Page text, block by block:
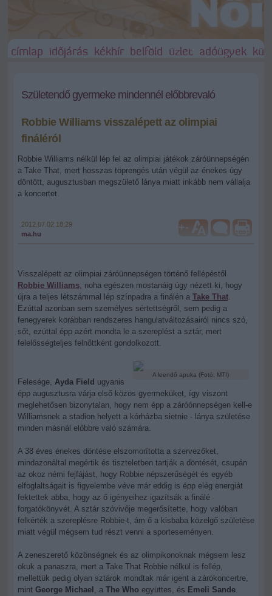
címlap időjárás kékhír belföld üzlet adóügyek
Születendő gyermeke mindennél előbbrevaló
Robbie Williams visszalépett az olimpiai
fináléról
Robbie Williams nélkül lép fel az olimpiai játékok záróünnepségén
a Take That, mert hosszas töprengés után végül az énekes úgy
döntött, augusztusban megszülető lánya miatt inkább nem vállalja
a koncertet.
2012.07.02 18:29
ma.hu
+-
Visszalépett az olimpiai záróünnepségen történő fellépéstől
Robbie Williams, noha egészen mostanáig úgy nézett ki, hogy
újra a teljes létszámmal lép színpadra a finálén a Take That.
Ezúttal azonban sem személyes sértettségről, sem pedig a
fenegyerek korábban rendszeres hangulatváltozásairól nincs szó,
sőt, ezúttal épp azért mondta le a szereplést a sztár, mert
felelősségteljes felnőttként gondolkozott.
A leendő apuka (Fotó: MTI)
Felesége, Ayda Field ugyanis
épp augusztusra várja első közös gyermeküket, így viszont
meglehetősen bizonytalan, hogy nem épp a záróónnepségen kell-e
Williamsnek a stadion helyett a kórházba sietnie - lánya születése
minden másnál előbbre való számára.
A 38 éves énekes döntése elszomorította a szervezőket,
mindazonáltal megértik és tiszteletben tartják a döntését, csupán
az okoz némi fejfájást, hogy Robbie népszerűségét és egyéb
elfoglaltságait is figyelembe véve már eddig is épp elég energiát
fektettek abba, hogy az ő igényeihez igazítsák a finálé
forgatókönyvét. A sztár szóvivője megerősítette, hogy valóban
felkérték a szereplésre Robbie-t, ám ő a kisbaba közelgő születése
miatt végül mégsem tud részt venni a sporteseményen.
A zeneszerető közönségnek és az olimpikonoknak mégsem lesz
okuk a panaszra, mert a Take That Robbie nélkül is fellép,
mellettük pedig olyan sztárok mondtak már igent a zárókoncertre,
mint George Michael , a The Whoegyüttes, és Emeli Sande.